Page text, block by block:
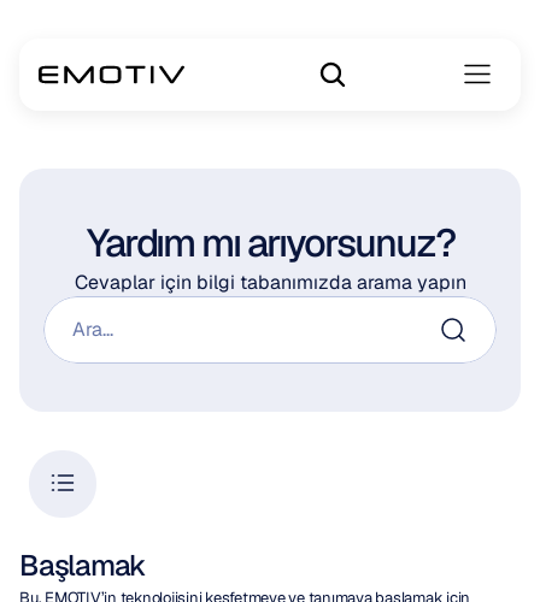
Yardım mı arıyorsunuz?
Cevaplar için bilgi tabanımızda arama yapın
Ara...
Başlamak
Bu, EMOTIV’in teknolojisini keşfetmeye ve tanımaya başlamak için